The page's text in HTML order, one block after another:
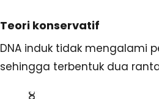
Teori konservatif
DNA induk tidak mengalami
sehingga terbentuk dua